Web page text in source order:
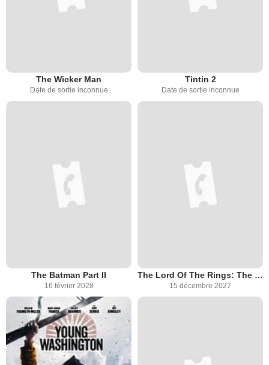
The Wicker Man
Date de sortie inconnue
Tintin 2
Date de sortie inconnue
The Batman Part II
16 février 2028
The Lord Of The Rings: The Hunt For Gollum
15 décembre 2027